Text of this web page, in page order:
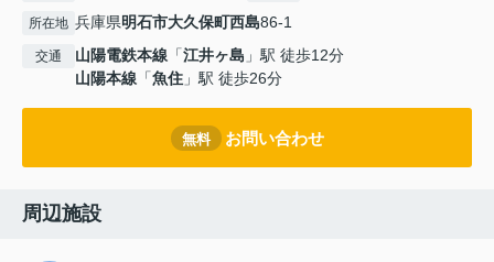
所在地 兵庫県明石市大久保町西島86-1
交通 山陽電鉄本線 「江井ヶ島 」駅 徒歩12分
山陽本線 「魚住 」駅 徒歩26分
無料 お問い合わせ
周辺施設